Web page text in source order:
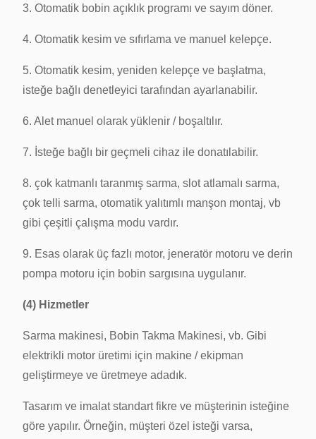
3. Otomatik bobin açıklık programı ve sayım döner.
4. Otomatik kesim ve sıfırlama ve manuel kelepçe.
5. Otomatik kesim, yeniden kelepçe ve başlatma,
isteğe bağlı denetleyici tarafından ayarlanabilir.
6. Alet manuel olarak yüklenir / boşaltılır.
7. İsteğe bağlı bir geçmeli cihaz ile donatılabilir.
8. çok katmanlı taranmış sarma, slot atlamalı sarma,
çok telli sarma, otomatik yalıtımlı manşon montaj, vb
gibi çeşitli çalışma modu vardır.
9. Esas olarak üç fazlı motor, jeneratör motoru ve derin
pompa motoru için bobin sargısına uygulanır.
(4) Hizmetler
Sarma makinesi, Bobin Takma Makinesi, vb. Gibi
elektrikli motor üretimi için makine / ekipman
geliştirmeye ve üretmeye adadık.
Tasarım ve imalat standart fikre ve müşterinin isteğine
göre yapılır. Örneğin, müşteri özel isteği varsa,